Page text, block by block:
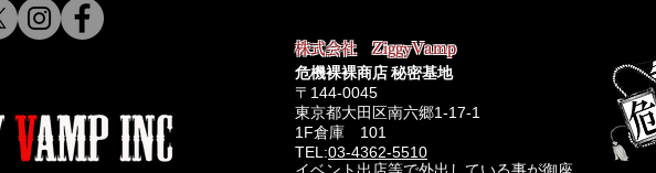
株式会社 ZiggyVamp
危機裸裸商店 秘密基地
〒144-0045
東京都大田区南六郷1-17-1
1F倉庫 101
TEL:03-4362-5510
イベント出店等で外出している事が御座